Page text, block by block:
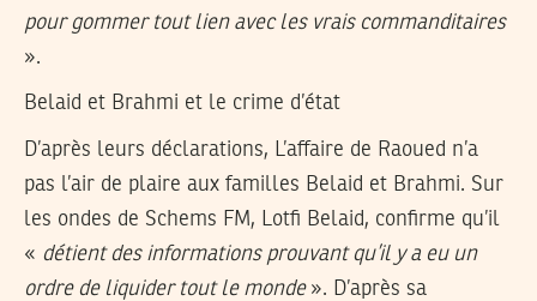
pour gommer tout lien avec les vrais commanditaires
».
Belaid et Brahmi et le crime d’état
D’après leurs déclarations, L’affaire de Raoued n’a
pas l’air de plaire aux familles Belaid et Brahmi. Sur
les ondes de Schems FM, Lotfi Belaid, confirme qu’il
« détient des informations prouvant qu’il y a eu un
ordre de liquider tout le monde ». D’après sa